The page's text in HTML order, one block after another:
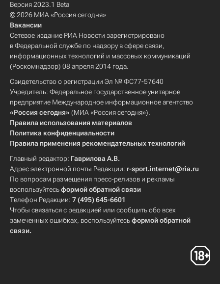
Версия 2023.1 Beta
© 2026 МИА «Россия сегодня»
Вакансии
Сетевое издание РИА Новости зарегистрировано
в Федеральной службе по надзору в сфере связи,
информационных технологий и массовых коммуникаций
(Роскомнадзор) 08 апреля 2014 года.
Свидетельство о регистрации Эл № ФС77-57640
Учредитель: Федеральное государственное унитарное
предприятие Международное информационное агентство
«Россия сегодня» (МИА «Россия сегодня»).
Правила использования материалов
Политика конфиденциальности
Правила применения рекомендательных технологий
Главный редактор: Гаврилова А.В.
Адрес электронной почты Редакции: r-sport.internet@ria.ru
По вопросам размещения пресс-релизов и рекламы
воспользуйтесьформой обратной связи
Телефон Редакции: 7 (495) 645-6601
Чтобы связаться с редакцией или сообщить обо всех
замеченных ошибках, воспользуйтесьформой обратной
связи.